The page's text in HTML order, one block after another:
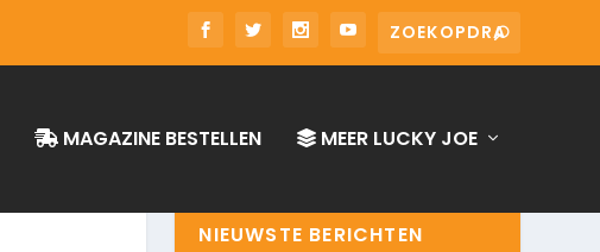
MAGAZINE BESTELLEN MEER LUCKY JOE
NIEUWSTE BERICHTEN